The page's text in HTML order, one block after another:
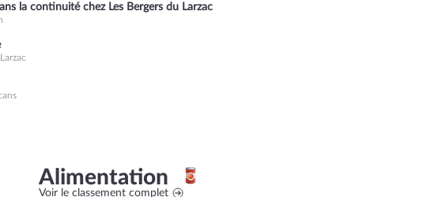
la continuité chez Les Bergers du Larzac
Alimentation
Voir le classement complet